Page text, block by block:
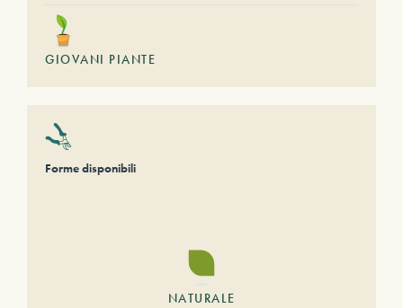
GIOVANI PIANTE
Forme disponibili
NATURALE